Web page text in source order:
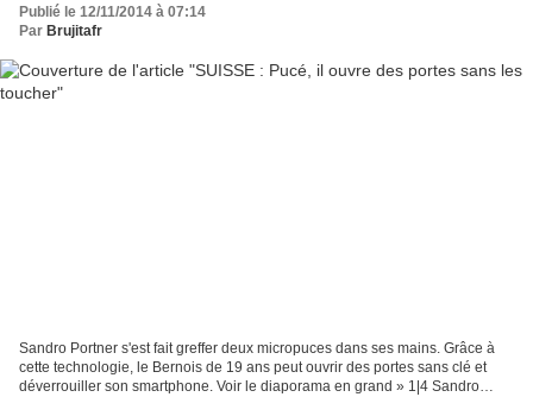
Publié le 12/11/2014 à 07:14
Par Brujitafr
Sandro Portner s'est fait greffer deux micropuces dans ses mains. Grâce à
cette technologie, le Bernois de 19 ans peut ouvrir des portes sans clé et
déverrouiller son smartphone. Voir le diaporama en grand » 1|4 Sandro